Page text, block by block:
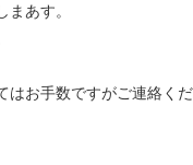
あす。
お手数ですがご連絡くだ